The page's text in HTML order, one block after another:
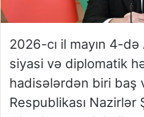
2026-cı il mayın 4-də
siyasi və diplomatik
hadisələrdən biri baş
Respublikası Nazirlər